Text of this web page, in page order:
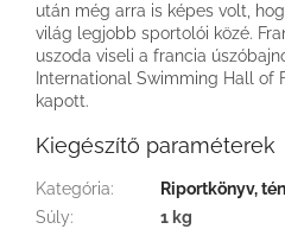
után még arra is képes volt,
világ legjobb sportolói közé.
uszoda viseli a francia
International Swimming Hall of
kapott.
Kiegészítő paraméterek
Kategória:
Riportkönyv,
Súly:
1 kg